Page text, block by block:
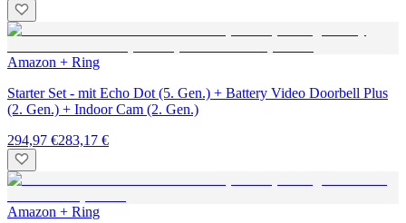
Amazon + Ring
Starter Set - mit Echo Dot (5. Gen.) + Battery Video Doorbell Plus
(2. Gen.) + Indoor Cam (2. Gen.)
294,97 €283,17 €
Amazon + Ring